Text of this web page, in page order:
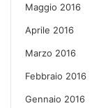
Maggio 2016
Aprile 2016
Marzo 2016
Febbraio 2016
Gennaio 2016